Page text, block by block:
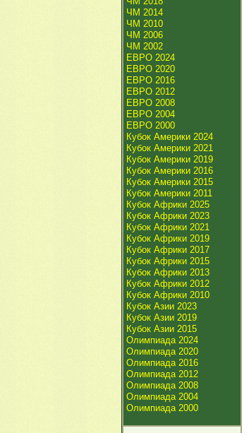
ЧМ 2014
ЧМ 2010
ЧМ 2006
ЧМ 2002
ЕВРО 2024
ЕВРО 2020
ЕВРО 2016
ЕВРО 2012
ЕВРО 2008
ЕВРО 2004
ЕВРО 2000
Кубок Америки 2024
Кубок Америки 2021
Кубок Америки 2019
Кубок Америки 2016
Кубок Америки 2015
Кубок Америки 2011
Кубок Африки 2025
Кубок Африки 2023
Кубок Африки 2021
Кубок Африки 2019
Кубок Африки 2017
Кубок Африки 2015
Кубок Африки 2013
Кубок Африки 2012
Кубок Африки 2010
Кубок Азии 2023
Кубок Азии 2019
Кубок Азии 2015
Олимпиада 2024
Олимпиада 2020
Олимпиада 2016
Олимпиада 2012
Олимпиада 2008
Олимпиада 2004
Олимпиада 2000